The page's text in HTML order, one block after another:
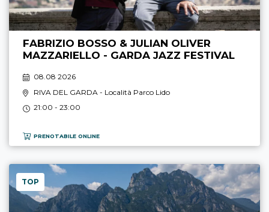
FABRIZIO BOSSO & JULIAN OLIVER
MAZZARIELLO - GARDA JAZZ FESTIVAL
08.08 2026
RIVA DEL GARDA - Località Parco Lido
21:00 - 23:00
PRENOTABILE ONLINE
TOP